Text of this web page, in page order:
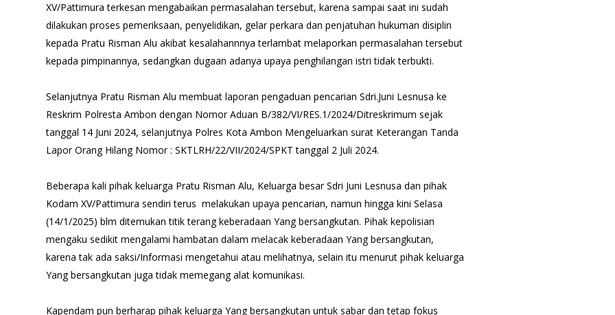
XV/Pattimura terkesan mengabaikan permasalahan tersebut, karena sampai saat ini sudah
dilakukan proses pemeriksaan, penyelidikan, gelar perkara dan penjatuhan hukuman disiplin
kepada Pratu Risman Alu akibat kesalahannnya terlambat melaporkan permasalahan tersebut
kepada pimpinannya, sedangkan dugaan adanya upaya penghilangan istri tidak terbukti.
Selanjutnya Pratu Risman Alu membuat laporan pengaduan pencarian Sdri.Juni Lesnusa ke
Reskrim Polresta Ambon dengan Nomor Aduan B/382/VI/RES.1/2024/Ditreskrimum sejak
tanggal 14 Juni 2024, selanjutnya Polres Kota Ambon Mengeluarkan surat Keterangan Tanda
Lapor Orang Hilang Nomor : SKTLRH/22/VII/2024/SPKT tanggal 2 Juli 2024.
Beberapa kali pihak keluarga Pratu Risman Alu, Keluarga besar Sdri Juni Lesnusa dan pihak
Kodam XV/Pattimura sendiri terus melakukan upaya pencarian, namun hingga kini Selasa
(14/1/2025) blm ditemukan titik terang keberadaan Yang bersangkutan. Pihak kepolisian
mengaku sedikit mengalami hambatan dalam melacak keberadaan Yang bersangkutan,
karena tak ada saksi/Informasi mengetahui atau melihatnya, selain itu menurut pihak keluarga
Yang bersangkutan juga tidak memegang alat komunikasi.
Kapendam pun berharap pihak keluarga Yang bersangkutan untuk sabar dan tetap fokus